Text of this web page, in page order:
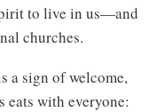
to live in us—and
churches.
a sign of welcome,
eats with everyone: